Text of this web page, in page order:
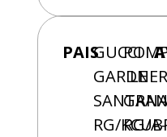
PAISGUCCI
GARDNER
RG/
LE
RG/A-